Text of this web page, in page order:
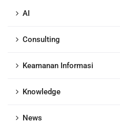
AI
Consulting
Keamanan Informasi
Knowledge
News